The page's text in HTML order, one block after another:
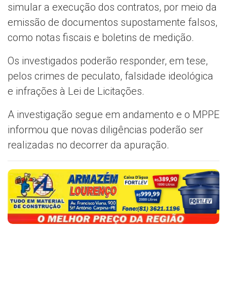
simular a execução dos contratos, por meio da
emissão de documentos supostamente falsos,
como notas fiscais e boletins de medição.
Os investigados poderão responder, em tese,
pelos crimes de peculato, falsidade ideológica
e infrações à Lei de Licitações.
A investigação segue em andamento e o MPPE
informou que novas diligências poderão ser
realizadas no decorrer da apuração.